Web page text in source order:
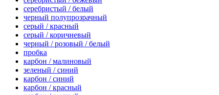
серебристый / белый
черный полупрозрачный
серый / красный
серый / коричневый
черный / розовый / белый
пробка
карбон / малиновый
зеленый / синий
карбон / синий
карбон / красный